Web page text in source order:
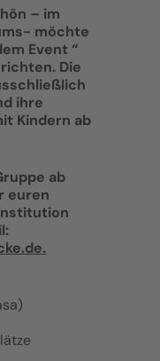
– im
möchte
Event “
Die
ihre
Kindern ab
ab
euren